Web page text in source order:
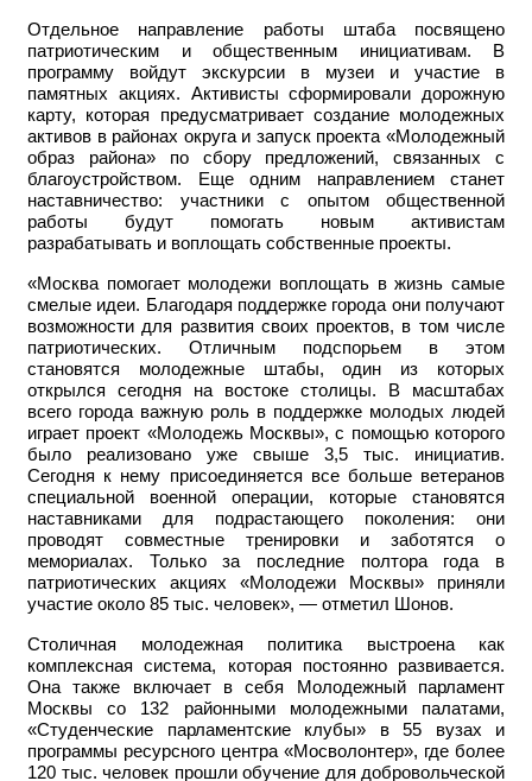
Отдельное направление работы штаба посвящено
патриотическим и общественным инициативам. В
программу войдут экскурсии в музеи и участие в
памятных акциях. Активисты сформировали дорожную
карту, которая предусматривает создание молодежных
активов в районах округа и запуск проекта «Молодежный
образ района» по сбору предложений, связанных с
благоустройством. Еще одним направлением станет
наставничество: участники с опытом общественной
работы будут помогать новым активистам
разрабатывать и воплощать собственные проекты.
«Москва помогает молодежи воплощать в жизнь самые
смелые идеи. Благодаря поддержке города они получают
возможности для развития своих проектов, в том числе
патриотических. Отличным подспорьем в этом
становятся молодежные штабы, один из которых
открылся сегодня на востоке столицы. В масштабах
всего города важную роль в поддержке молодых людей
играет проект «Молодежь Москвы», с помощью которого
было реализовано уже свыше 3,5 тыс. инициатив.
Сегодня к нему присоединяется все больше ветеранов
специальной военной операции, которые становятся
наставниками для подрастающего поколения: они
проводят совместные тренировки и заботятся о
мемориалах. Только за последние полтора года в
патриотических акциях «Молодежи Москвы» приняли
участие около 85 тыс. человек», — отметил Шонов.
Столичная молодежная политика выстроена как
комплексная система, которая постоянно развивается.
Она также включает в себя Молодежный парламент
Москвы со 132 районными молодежными палатами,
«Студенческие парламентские клубы» в 55 вузах и
программы ресурсного центра «Мосволонтер», где более
120 тыс. человек прошли обучение для добровольческой